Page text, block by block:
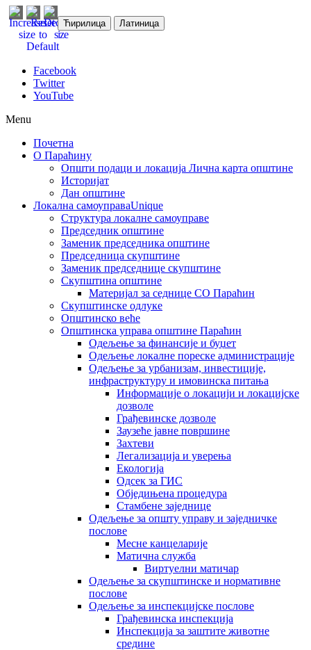
Ћирилица Латиница
Facebook
Twitter
YouTube
Menu
Почетна
О Параћину
Општи подаци и локација Лична карта општине
Историјат
Дан општине
Локална самоуправаUnique
Структура локалне самоуправе
Председник општине
Заменик председника општине
Председница скупштине
Заменик председнице скупштине
Скупштина општине
Материјал за седнице СО Параћин
Скупштинске одлуке
Општинско веће
Општинска управа општине Параћин
Одељење за финансије и буџет
Одељење локалне пореске администрације
Одељење за урбанизам, инвестиције,
инфраструктуру и имовинска питања
Информације о локацији и локацијске
дозволе
Грађевинске дозволе
Заузеће јавне површине
Захтеви
Легализација и уверења
Екологија
Одсек за ГИС
Обједињена процедура
Стамбене заједнице
Oдељење за општу управу и заједничке
послове
Месне канцеларије
Матична служба
Виртуелни матичар
Одељење за скупштинске и нормативне
послове
Одељење за инспекцијске послове
Грађевинска инспекција
Инспекција за заштите животне
средине